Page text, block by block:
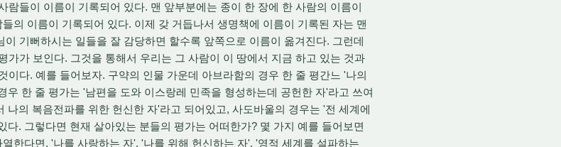
람들이 이름이 기록되어 있다. 맨 앞부분에는 종이 한 장에 한 사람의 이름이
의 이름이 기록되어 있다. 이제 갖 거듭나서 생명책에 이름이 기록된 자는 맨
기뻐하시는 일들을 잘 감당하면 할수록 앞쪽으로 이름이 옮겨진다. 그런데
가가 보인다. 그것을 통해서 우리는 그 사람이 이 땅에서 지금 하고 있는 것과
이다. 예를 들어보자. 구약의 인물 가운데 아브라함의 경우 한 줄 평간느 '나의
우 한 줄 평가는 '남편을 도와 이스랑레 민족을 형성하는데 공헌한 자'라고 쓰여
나의 복음전파를 위한 헌신한 자'라고 되어있고, 사도바울의 경우는 '전 세계에
다. 그렇다면 현재 살아있는 분들의 평가는 어떠한가? 몇 가지 예를 들어보면
한다면, '나를 사랑하는 자', '나를 위해 헌신하는 자', '영적 세계를 설파하는